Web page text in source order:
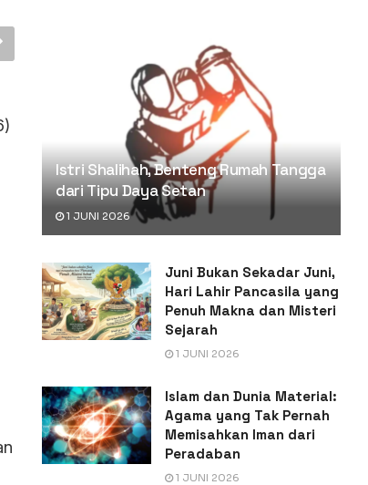
Istri Shalihah, Benteng Rumah Tangga
dari Tipu Daya Setan
1 JUNI 2026
Juni Bukan Sekadar Juni,
Hari Lahir Pancasila yang
Penuh Makna dan Misteri
Sejarah
1 JUNI 2026
Islam dan Dunia Material:
Agama yang Tak Pernah
Memisahkan Iman dari
Peradaban
1 JUNI 2026